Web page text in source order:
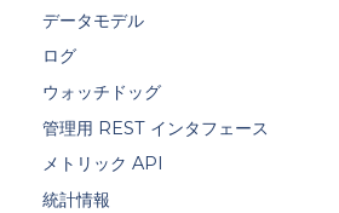
データモデル
ログ
ウォッチドッグ
管理用 REST インタフェース
メトリック API
統計情報